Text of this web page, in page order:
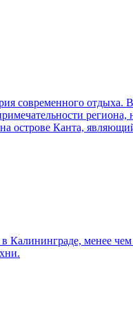
современного
острове Канта,
менее